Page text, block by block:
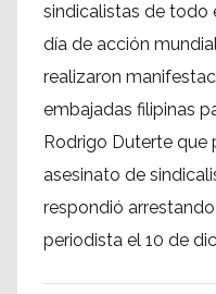
sindicalistas de todo
día de acción
realizaron
embajadas filipinas
Rodrigo Duterte que
asesinato de
respondió
periodista el 10 de